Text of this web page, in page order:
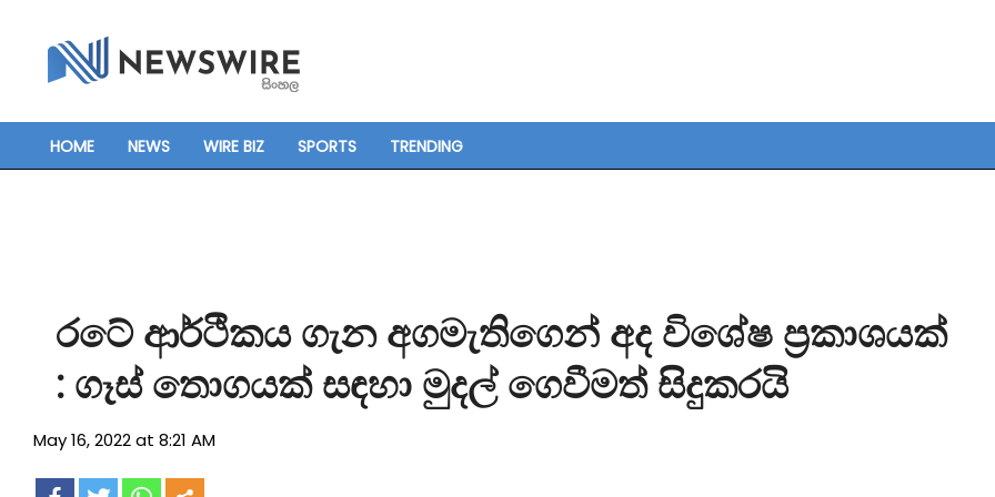
content
Primary
HOME NEWS WIRE BIZ SPORTS TRENDING
රටේ ආර්ථිකය ගැන අගමැතිගෙන් අද විශේෂ ප්‍රකාශයක්
: ගෑස් තොගයක් සඳහා මුදල් ගෙවීමත් සිදුකරයි
May 16, 2022 at 8:21 AM